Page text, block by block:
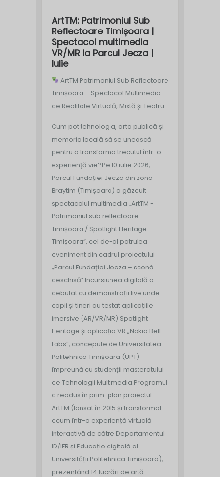
ArtTM: Patrimoniul Sub
Reflectoare Timișoara |
Spectacol multimedia
VR/MR la Parcul Jecza |
Iulie
ArtTM Patrimoniul Sub Reflectoare
Timișoara – Spectacol Multimedia
de Realitate Virtuală, Mixtă și Teatru
Cum pot tehnologia, arta publică și
memoria locală să se unească
pentru a transforma trecutul într-o
experiență vie?Pe 10 iulie 2026,
Parcul Fundației Jecza din zona
Braytim (Timișoara) a găzduit
spectacolul multimedia „ArtTM -
Patrimoniul sub reflectoare
Timișoara / Spotlight Heritage
Timișoara”, cel de-al patrulea
eveniment din cadrul proiectului
„Parcul Fundației Jecza – scenă
deschisă”.Incursiunea digitală a
debutat cu demonstrații live unde
copii și tineri au testat aplicațiile
imersive (AR/VR/MR) Spotlight
Heritage și aplicația VR „Nokia Bell
Labs”, concepute de Universitatea
Politehnica Timișoara (UPT)
împreună cu studenții masteratului
de Tehnologii Multimedia.Programul
a readus în prim-plan proiectul
ArtTM (lansat în 2015 și transformat
acum într-o experiență virtuală
interactivă de către Departamentul
ID/IFR și Educație digitală al
Universității Politehnica Timișoara),
prezentând 14 lucrări de artă